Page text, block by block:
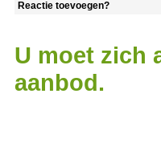
Reactie toevoegen?
U moet zich
aanbod.